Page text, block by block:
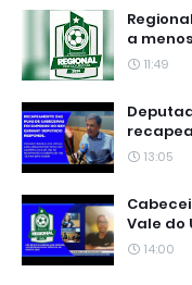
a
11:49
13:05
Vale do
14:00